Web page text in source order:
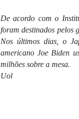
De acordo com o
foram destinados pelos
Nos últimos dias, o
americano Joe Biden
milhões sobre a mesa.
Uol